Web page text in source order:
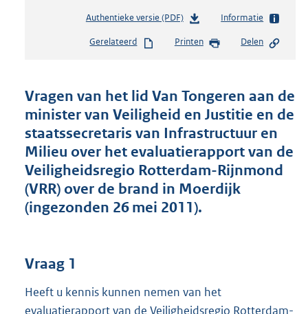
Authentieke versie (PDF)b
s
n
d
s
g
r
o
o
t
t
b
Informatie
Gerelateerd Printen Delen
Vragen van het lid Van Tongeren aan de
minister van Veiligheid en Justitie en de
staatssecretaris van Infrastructuur en
Milieu over het evaluatierapport van de
Veiligheidsregio Rotterdam-Rijnmond
(VRR) over de brand in Moerdijk
(ingezonden 26 mei 2011).
Vraag 1
Heeft u kennis kunnen nemen van het
evaluatierapport van de Veiligheidsregio Rotterdam-